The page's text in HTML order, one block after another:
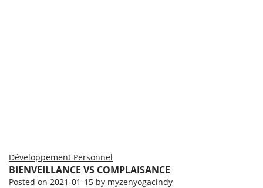
Développement Personnel
BIENVEILLANCE VS COMPLAISANCE
Posted on 2021-01-15 by myzenyogacindy